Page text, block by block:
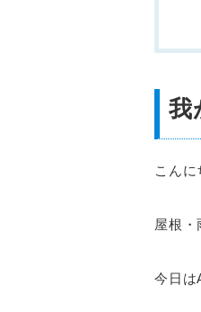
我
こんに
屋根・
今日は